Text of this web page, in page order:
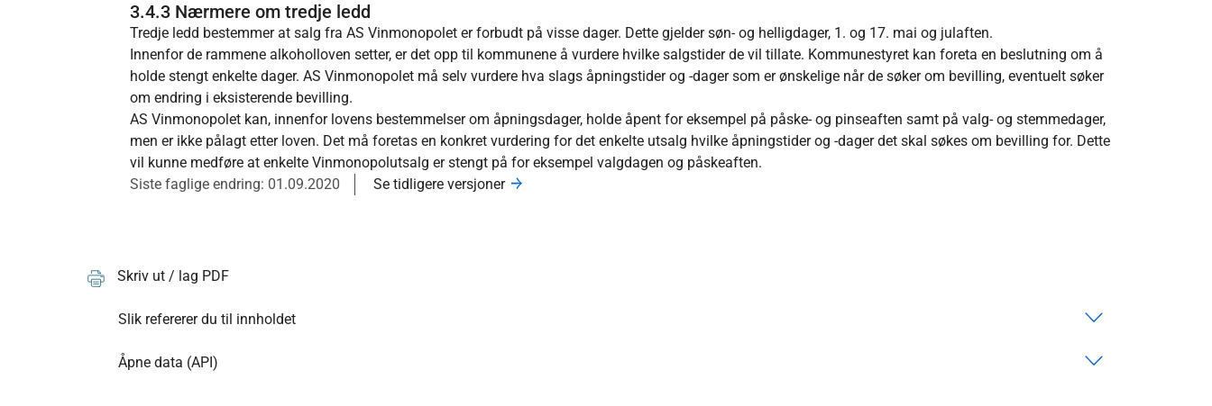
3.4.3 Nærmere om tredje ledd
Tredje ledd bestemmer at salg fra AS Vinmonopolet er forbudt på visse dager. Dette gjelder søn- og helligdager, 1. og 17. mai og julaften.
Innenfor de rammene alkoholloven setter, er det opp til kommunene å vurdere hvilke salgstider de vil tillate. Kommunestyret kan foreta en beslutning om å
holde stengt enkelte dager. AS Vinmonopolet må selv vurdere hva slags åpningstider og -dager som er ønskelige når de søker om bevilling, eventuelt søker
om endring i eksisterende bevilling.
AS Vinmonopolet kan, innenfor lovens bestemmelser om åpningsdager, holde åpent for eksempel på påske- og pinseaften samt på valg- og stemmedager,
men er ikke pålagt etter loven. Det må foretas en konkret vurdering for det enkelte utsalg hvilke åpningstider og -dager det skal søkes om bevilling for. Dette
vil kunne medføre at enkelte Vinmonopolutsalg er stengt på for eksempel valgdagen og påskeaften.
Siste faglige endring: 01.09.2020
Se tidligere versjoner
Skriv ut / lag PDF
Slik refererer du til innholdet
Åpne data (API)